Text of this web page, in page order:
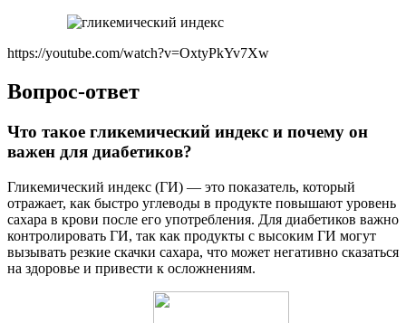
https://youtube.com/watch?v=OxtyPkYv7Xw
Вопрос-ответ
Что такое гликемический индекс и почему он
важен для диабетиков?
Гликемический индекс (ГИ) — это показатель, который
отражает, как быстро углеводы в продукте повышают уровень
сахара в крови после его употребления. Для диабетиков важно
контролировать ГИ, так как продукты с высоким ГИ могут
вызывать резкие скачки сахара, что может негативно сказаться
на здоровье и привести к осложнениям.